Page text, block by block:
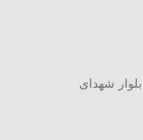
شهدای